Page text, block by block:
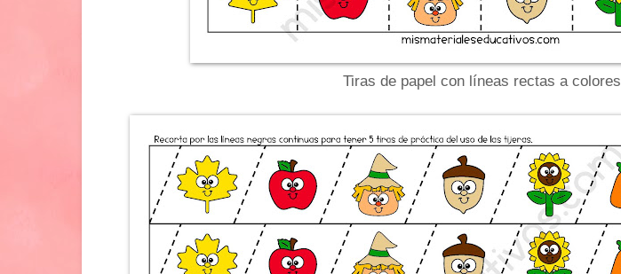
Tiras de papel con líneas rectas a colores